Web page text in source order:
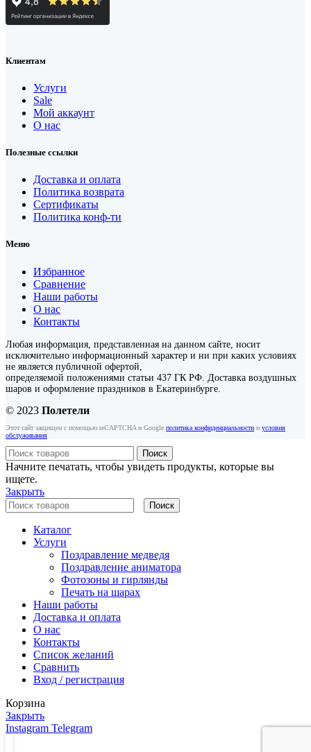
Клиентам
Услуги
Sale
Мой аккаунт
О нас
Полезные ссылки
Доставка и оплата
Политика возврата
Сертификаты
Политика конф-ти
Меню
Избранное
Сравнение
Наши работы
О нас
Контакты
Любая информация, представленная на данном сайте, носит
исключительно информационный характер и ни при каких условиях
не является публичной офертой,
определяемой положениями статьи 437 ГК РФ. Доставка воздушных
шаров и оформление праздников в Екатеринбурге.
© 2023 Полетели
Этот сайт защищен с помощью reCAPTCHA и Google политика конфиденциальности и условия
обслуживания
Поиск
Начните печатать, чтобы увидеть продукты, которые вы
ищете.
Закрыть
Поиск
Каталог
Услуги
Поздравление медведя
Поздравление аниматора
Фотозоны и гирлянды
Печать на шарах
Наши работы
Доставка и оплата
О нас
Контакты
Список желаний
Сравнить
Вход / регистрация
Корзина
Закрыть
Instagram Telegram